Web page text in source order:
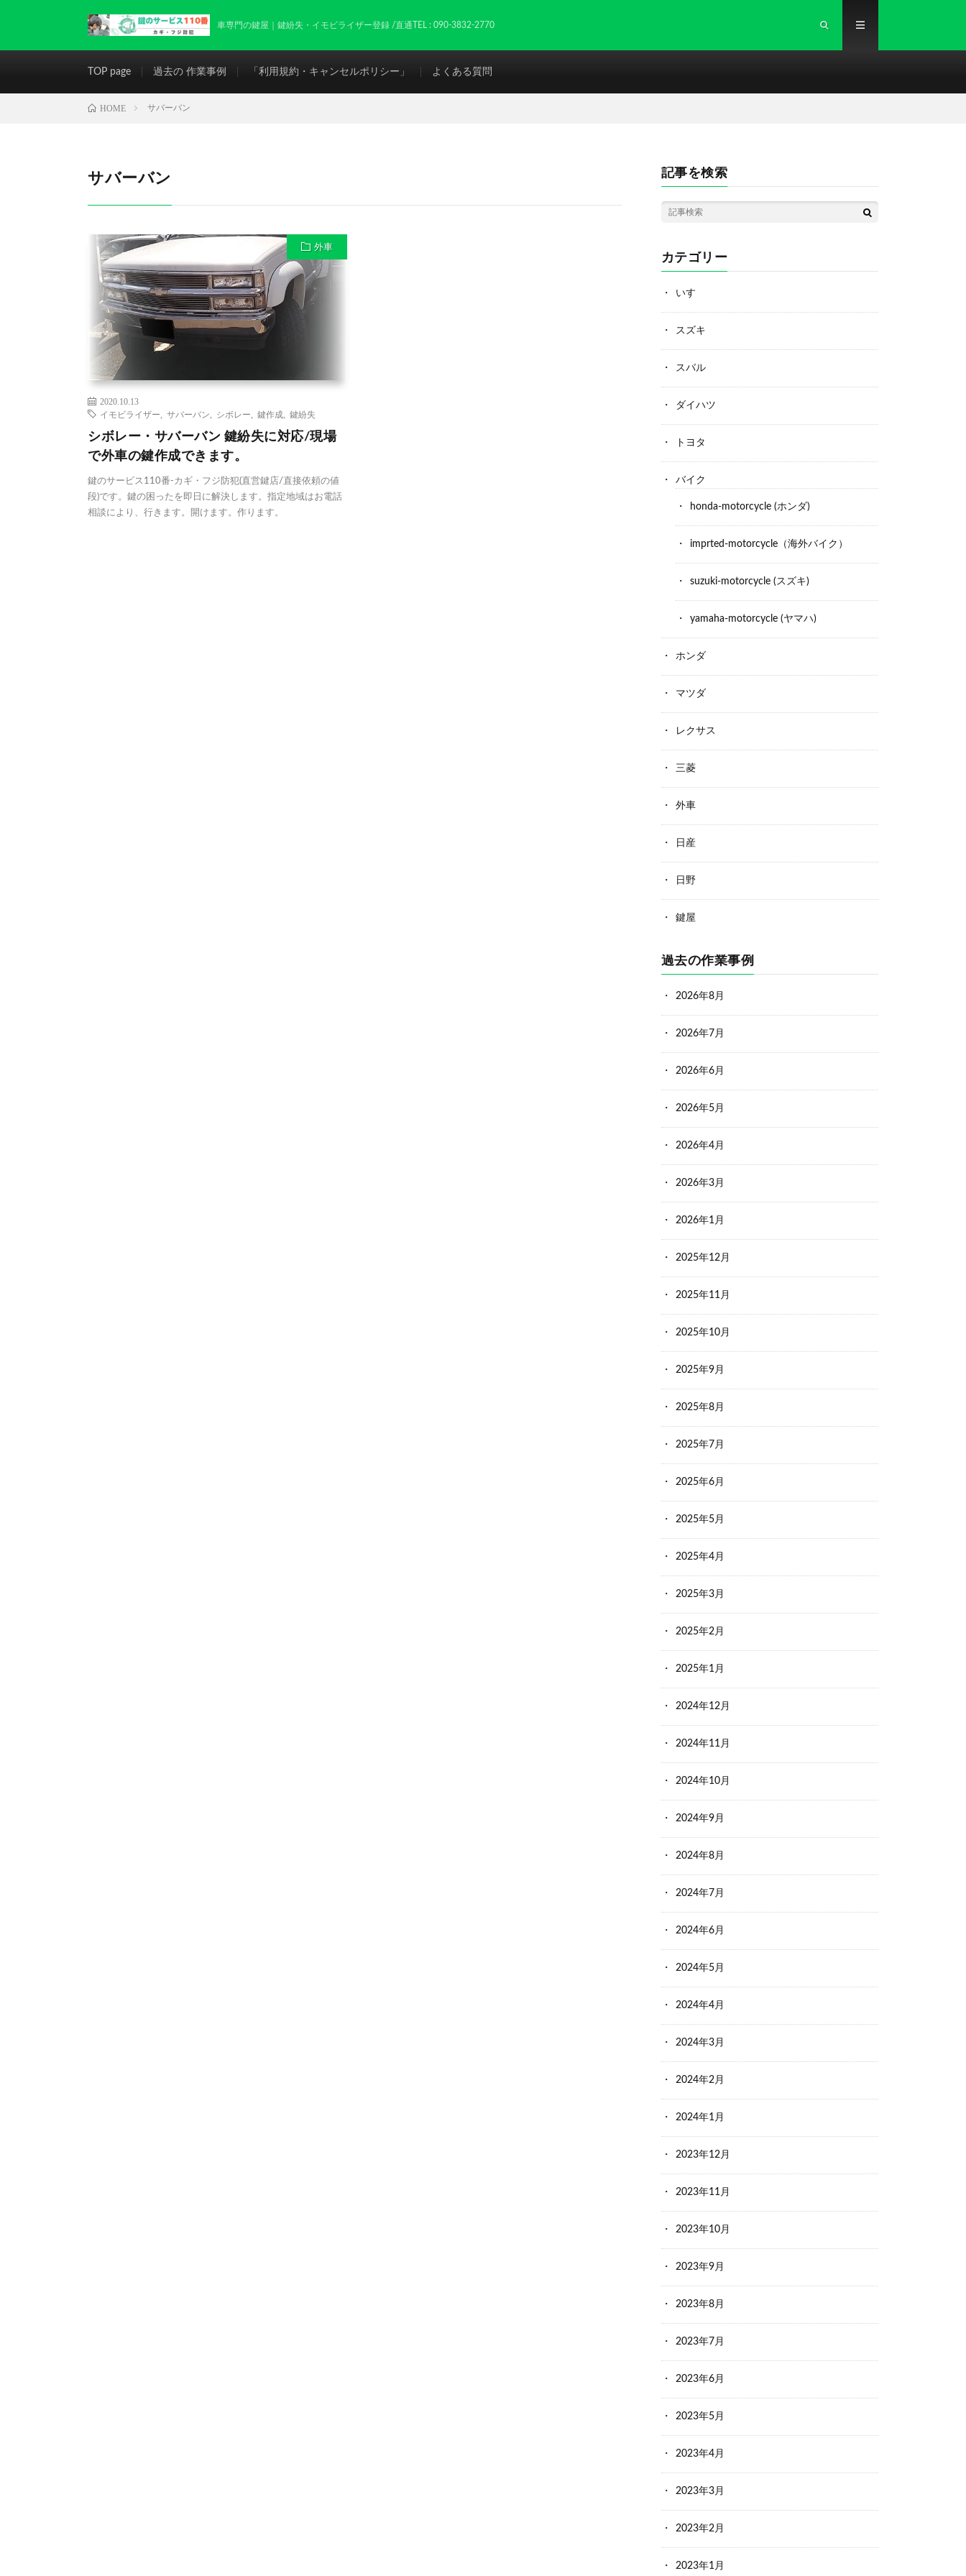
車専門の鍵屋｜鍵紛失・イモビライザー登録 /直通TEL : 090-3832-2770
TOP page 過去の 作業事例 「利用規約・キャンセルポリシー」 よくある質問
HOME サバーバン
サバーバン
外車
2020.10.13
イモビライザー
サバーバン シボレー 鍵作成 鍵紛失
シボレー・サバーバン 鍵紛失に対応/現場
で外車の鍵作成できます。
鍵のサービス110番-カギ・フジ防犯(直営鍵店/直接依頼の値
段)です。鍵の困ったを即日に解決します。指定地域はお電話
相談により、行きます。開けます。作ります。
記事を検索
カテゴリー
いすゞ
スズキ
スバル
ダイハツ
トヨタ
バイク
honda-motorcycle (ホンダ)
imprted-motorcycle（海外バイク）
suzuki-motorcycle (スズキ)
yamaha-motorcycle (ヤマハ)
ホンダ
マツダ
レクサス
三菱
外車
日産
日野
鍵屋
過去の作業事例
2026年8月
2026年7月
2026年6月
2026年5月
2026年4月
2026年3月
2026年1月
2025年12月
2025年11月
2025年10月
2025年9月
2025年8月
2025年7月
2025年6月
2025年5月
2025年4月
2025年3月
2025年2月
2025年1月
2024年12月
2024年11月
2024年10月
2024年9月
2024年8月
2024年7月
2024年6月
2024年5月
2024年4月
2024年3月
2024年2月
2024年1月
2023年12月
2023年11月
2023年10月
2023年9月
2023年8月
2023年7月
2023年6月
2023年5月
2023年4月
2023年3月
2023年2月
2023年1月